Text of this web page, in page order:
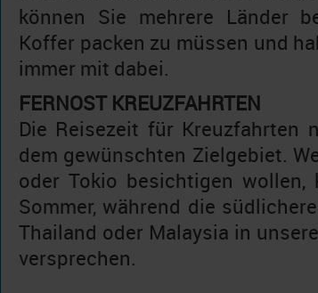
können Sie mehrere Länder
Koffer packen zu müssen und
immer mit dabei.
FERNOST KREUZFAHRTEN
Die Reisezeit für Kreuzfahrten
dem gewünschten Zielgebiet.
oder Tokio besichtigen
Sommer, während die
Thailand oder Malaysia in
versprechen.